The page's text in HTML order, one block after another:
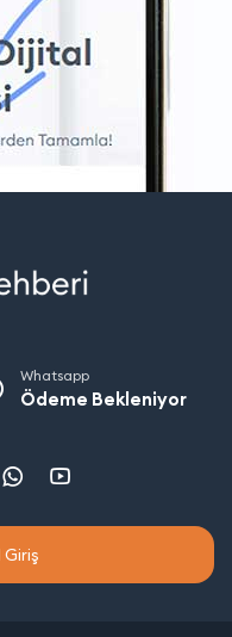
Whatsapp
Ödeme Bekleniyor